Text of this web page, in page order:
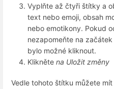
Vyplňte až čtyři štítky a
text nebo emoji, obsah
nebo emotikony. Pokud
nezapomeňte na
bylo možné kliknout.
Klikněte na Uložit změny
Vedle tohoto štítku můžete